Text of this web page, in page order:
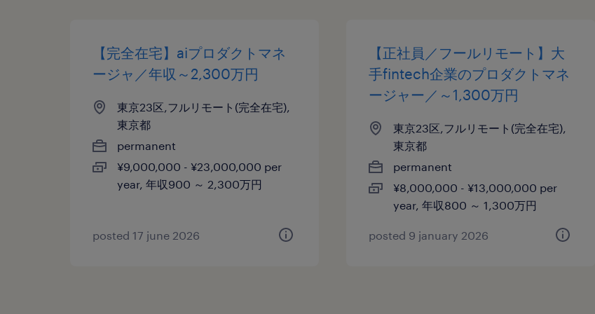
【完全在宅】aiプロダクトマネ
ージャ／年収～2,300万円
東京23区,フルリモート(完全在宅),
東京都
permanent
¥9,000,000 - ¥23,000,000 per
year, 年収900 ～ 2,300万円
posted 17 june 2026
【正社員／フールリモート】大
手fintech企業のプロダクトマネ
ージャー／～1,300万円
東京23区,フルリモート(完全在宅),
東京都
permanent
¥8,000,000 - ¥13,000,000 per
year, 年収800 ～ 1,300万円
posted 9 january 2026